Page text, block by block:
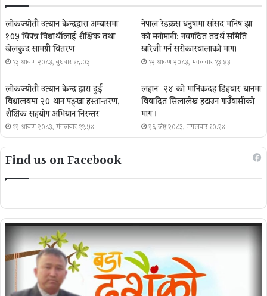
लोकज्योती उत्थान केन्द्रद्वारा अम्बासमा
१०५ विपन्न विद्यार्थीलाई शैक्षिक तथा
खेलकुद सामग्री वितरण
१३ श्रावण २०८३, बुधबार १६:०३
नेपाल रेडक्रस धनुषामा सांसद मनिष झा
को मनोमानी: नवगठित तदर्थ समिति
खारेजी गर्न सरोकारवालाको माग।
१२ श्रावण २०८३, मंगलवार १३:५३
लोकज्योती उत्थान केन्द्र द्वारा दुई
विद्यालयमा २० थान पङ्खा हस्तान्तरण,
शैक्षिक सहयोग अभियान निरन्तर
१२ श्रावण २०८३, मंगलवार ११:५४
लहान–२४ को मानिकदह डिहवार थानमा
विवादित सिलालेख हटाउन गाउँवासीको
माग ।
२६ जेष्ठ २०८३, मंगलवार १०:२४
Find us on Facebook